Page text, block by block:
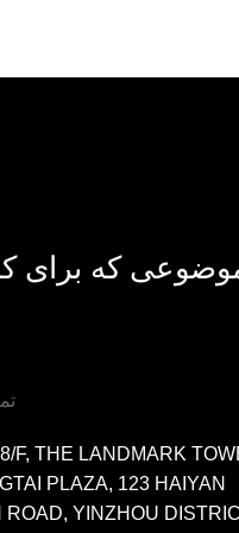
که برای
F, THE LANDMARK
PLAZA, 123 HAIYAN
ROAD, YINZHOU